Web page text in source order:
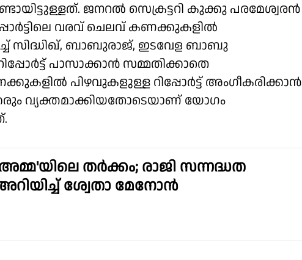
ജനറൽ സെക്രട്ടറി കുക്കു പരമേശ്വരൻ
വരവ് ചെലവ് കണക്കുകളിൽ
സിദ്ധിഖ്, ബാബുരാജ്, ഇടവേള ബാബു
പാസാക്കാൻ സമ്മതിക്കാതെ
പിഴവുകളുള്ള റിപ്പോർട്ട് അംഗീകരിക്കാൻ
വ്യക്തമാക്കിയതോടെയാണ് യോഗം
തർക്കം; രാജി സന്നദ്ധത
ശ്വേതാ മേനോൻ